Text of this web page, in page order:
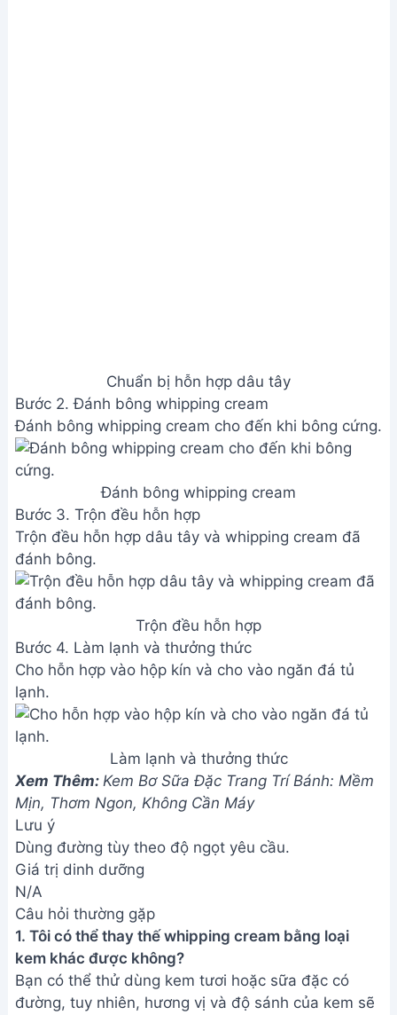
Chuẩn bị hỗn hợp dâu tây
Bước 2. Đánh bông whipping cream
Đánh bông whipping cream cho đến khi bông cứng.
Đánh bông whipping cream
Bước 3. Trộn đều hỗn hợp
Trộn đều hỗn hợp dâu tây và whipping cream đã
đánh bông.
Trộn đều hỗn hợp
Bước 4. Làm lạnh và thưởng thức
Cho hỗn hợp vào hộp kín và cho vào ngăn đá tủ
lạnh.
Làm lạnh và thưởng thức
Xem Thêm: Kem Bơ Sữa Đặc Trang Trí Bánh: Mềm
Mịn, Thơm Ngon, Không Cần Máy
Lưu ý
Dùng đường tùy theo độ ngọt yêu cầu.
Giá trị dinh dưỡng
N/A
Câu hỏi thường gặp
1. Tôi có thể thay thế whipping cream bằng loại
kem khác được không?
Bạn có thể thử dùng kem tươi hoặc sữa đặc có
đường, tuy nhiên, hương vị và độ sánh của kem sẽ